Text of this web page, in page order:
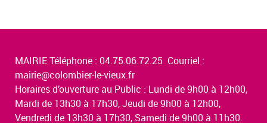
MAIRIE Téléphone : 04.75.06.72.25 Courriel :
mairie@colombier-le-vieux.fr
Horaires d’ouverture au Public : Lundi de 9h00 à 12h00,
Mardi de 13h30 à 17h30, Jeudi de 9h00 à 12h00,
Vendredi de 13h30 à 17h30, Samedi de 9h00 à 11h30.